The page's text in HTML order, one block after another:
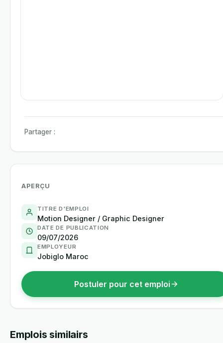
Partager :
APERÇU
TITRE D'EMPLOI
Motion Designer / Graphic Designer
DATE DE PUBLICATION
09/07/2026
EMPLOYEUR
Jobiglo Maroc
Postuler pour cet emploi
Emplois similairs